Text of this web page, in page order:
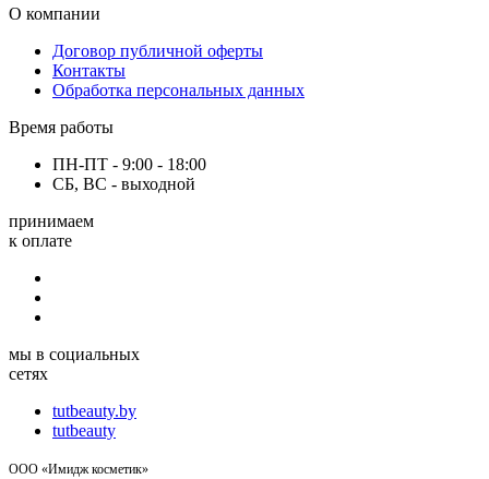
О компании
Договор публичной оферты
Контакты
Обработка персональных данных
Время работы
ПН-ПТ - 9:00 - 18:00
СБ, ВС - выходной
принимаем
к оплате
мы в социальных
сетях
tutbeauty.by
tutbeauty
ООО «Имидж косметик»